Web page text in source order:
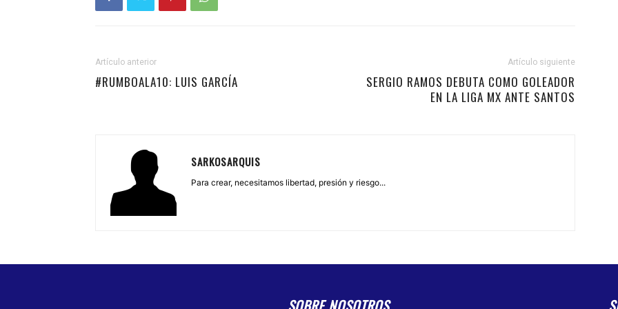
Artículo anterior
#RUMBOALA10: LUIS GARCÍA
Artículo siguiente
SERGIO RAMOS DEBUTA COMO GOLEADOR
EN LA LIGA MX ANTE SANTOS
SARKOSARQUIS
Para crear, necesitamos libertad, presión y riesgo...